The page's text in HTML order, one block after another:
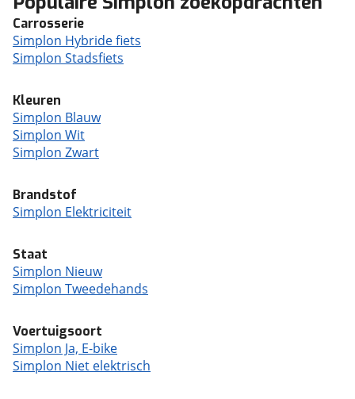
Carrosserie
Simplon Hybride fiets
Simplon Stadsfiets
Kleuren
Simplon Blauw
Simplon Wit
Simplon Zwart
Brandstof
Simplon Elektriciteit
Staat
Simplon Nieuw
Simplon Tweedehands
Voertuigsoort
Simplon Ja, E-bike
Simplon Niet elektrisch